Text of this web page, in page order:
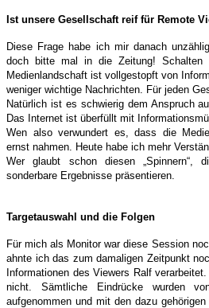
Ist unsere Gesellschaft reif für Remote
Diese Frage habe ich mir danach
doch bitte mal in die Zeitung! Schalten
Medienlandschaft ist vollgestopft von
weniger wichtige Nachrichten. Für jeden
Natürlich ist es schwierig dem Anspruch
Das Internet ist überfüllt mit
Wen also verwundert es, dass die
ernst nahmen. Heute habe ich mehr
Wer glaubt schon diesen „Spinnern“,
sonderbare Ergebnisse präsentieren.
Targetauswahl und die Folgen
Für mich als Monitor war diese Session
ahnte ich das zum damaligen Zeitpunkt
Informationen des Viewers Ralf
nicht. Sämtliche Eindrücke wurden
aufgenommen und mit den dazu